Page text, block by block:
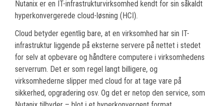
Nutanix er en IT-infrastrukturvirksomhed kendt for sin såkaldt
hyperkonvergerede cloud-løsning (HCI).
Cloud betyder egentlig bare, at en virksomhed har sin IT-
infrastruktur liggende på eksterne servere på nettet i stedet
for selv at opbevare og håndtere computere i virksomhedens
serverrum. Det er som regel langt billigere, og
virksomhederne slipper med cloud for at tage vare på
sikkerhed, opgradering osv. Og det er netop den service, som